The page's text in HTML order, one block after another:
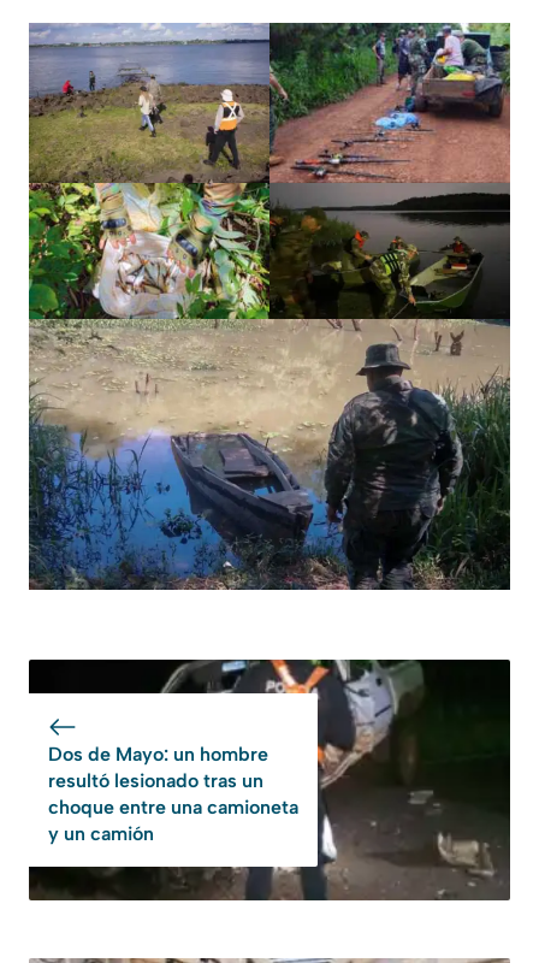
Dos de Mayo: un hombre
resultó lesionado tras un
choque entre una camioneta
y un camión